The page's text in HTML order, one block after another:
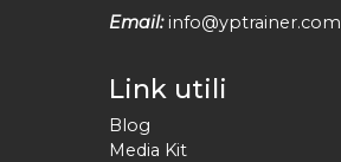
Email: info@yptrainer.com
Link utili
Blog
Media Kit